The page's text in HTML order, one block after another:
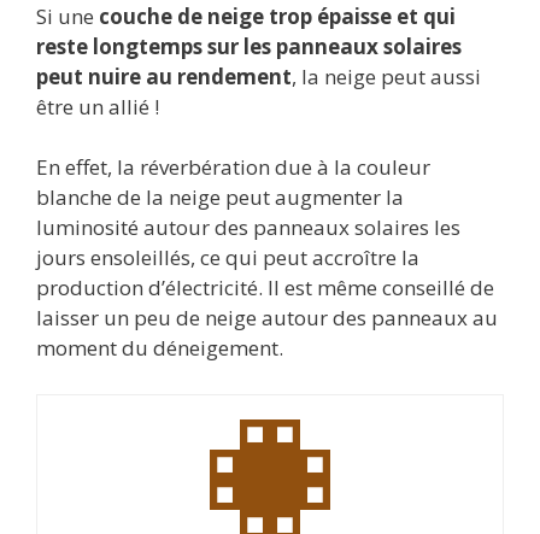
Si une couche de neige trop épaisse et qui
reste longtemps sur les panneaux solaires
peut nuire au rendement, la neige peut aussi
être un allié !
En effet, la réverbération due à la couleur
blanche de la neige peut augmenter la
luminosité autour des panneaux solaires les
jours ensoleillés, ce qui peut accroître la
production d’électricité. Il est même conseillé de
laisser un peu de neige autour des panneaux au
moment du déneigement.